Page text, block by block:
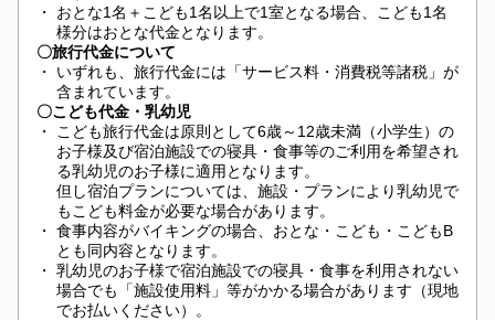
・
おとな1名＋こども1名以上で1室となる場合、こども1名
様分はおとな代金となります。
〇旅行代金について
・
いずれも、旅行代金には「サービス料・消費税等諸税」が
含まれています。
〇こども代金・乳幼児
・
こども旅行代金は原則として6歳～12歳未満（小学生）の
お子様及び宿泊施設での寝具・食事等のご利用を希望され
る乳幼児のお子様に適用となります。
但し宿泊プランについては、施設・プランにより乳幼児で
もこども料金が必要な場合があります。
・ 食事内容がバイキングの場合、おとな・こども・こどもB
とも同内容となります。
・ 乳幼児のお子様で宿泊施設での寝具・食事を利用されない
場合でも「施設使用料」等がかかる場合があります（現地
でお払いください）。